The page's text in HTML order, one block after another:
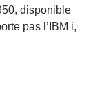
disponible
pas l’IBM i,
/ IBM i